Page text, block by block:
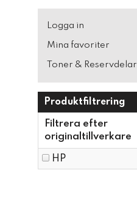
Logga in
Mina favoriter
Toner & Reservdelar
Produktfiltrering
Filtrera efter
originaltillverkare
HP